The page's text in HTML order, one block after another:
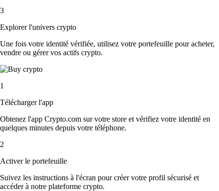
3
Explorer l'univers crypto
Une fois votre identité vérifiée, utilisez votre portefeuille pour acheter,
vendre ou gérer vos actifs crypto.
1
Télécharger l'app
Obtenez l'app Crypto.com sur votre store et vérifiez votre identité en
quelques minutes depuis votre téléphone.
2
Activer le portefeuille
Suivez les instructions à l'écran pour créer votre profil sécurisé et
accéder à notre plateforme crypto.